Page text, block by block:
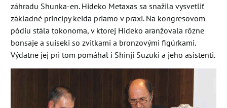
záhradu Shunka-en. Hideko Metaxas sa snažila vysvetliť
základné princípy keida priamo v praxi. Na kongresovom
pódiu stála tokonoma, v ktorej Hideko aranžovala rôzne
bonsaje a suiseki so zvitkami a bronzovými figúrkami.
Výdatne jej pri tom pomáhal i Shinji Suzuki a jeho asistenti.